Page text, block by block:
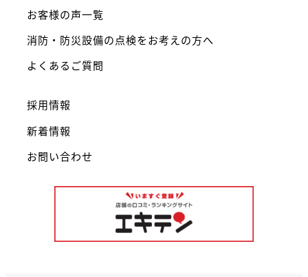
お客様の声一覧
消防・防災設備の点検をお考えの方へ
よくあるご質問
採用情報
新着情報
お問い合わせ